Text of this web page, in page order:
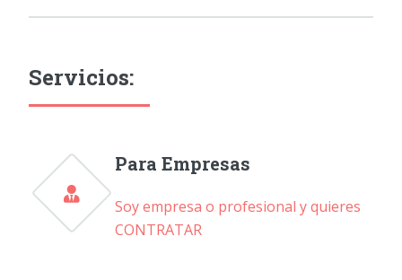
Servicios:
Para Empresas
Soy empresa o profesional y quieres
CONTRATAR